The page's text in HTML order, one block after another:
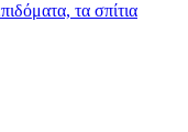
τα σπίτια